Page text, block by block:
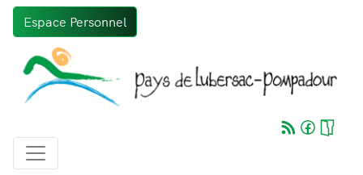
principal
Espace Personnel